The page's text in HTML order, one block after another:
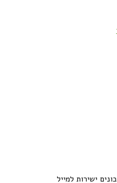
ישירות למייל